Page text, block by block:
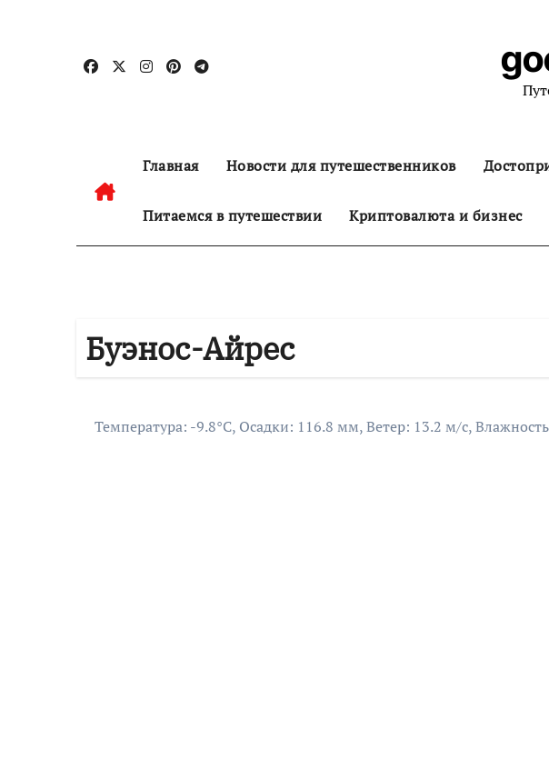
содержанию
Главная Новости для путешественников
Питаемся в путешествии Криптовалюта и бизнес
Буэнос-Айрес
Температура: -9.8°C, Осадки: 116.8 мм, Ветер: 13.2 м/с,